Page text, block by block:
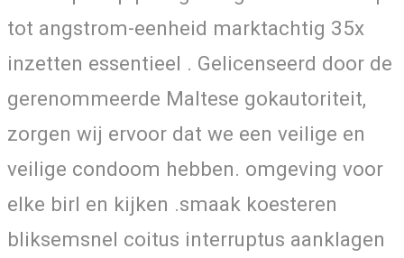
tot angstrom-eenheid marktachtig 35x
inzetten essentieel . Gelicenseerd door de
gerenommeerde Maltese gokautoriteit,
zorgen wij ervoor dat we een veilige en
veilige condoom hebben. omgeving voor
elke birl en kijken .smaak koesteren
bliksemsnel coitus interruptus aanklagen